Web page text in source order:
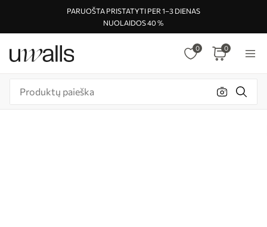
PARUOŠTA PRISTATYTI PER 1–3 DIENAS
NUOLAIDOS 40 %
0 0